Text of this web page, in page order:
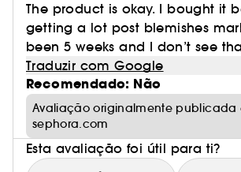
The product is okay. I bought it
getting a lot post blemishes
been 5 weeks and I don’t see
Traduzir com Google
Recomendado: Não
Avaliação originalmente publicada
sephora.com
Esta avaliação foi útil para ti?